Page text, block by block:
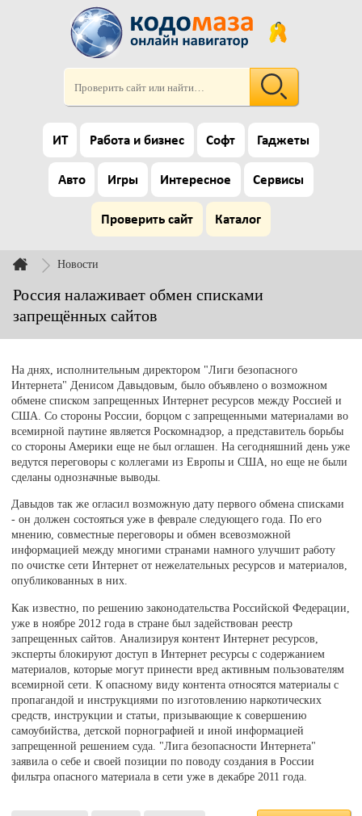
ИТ Работа и бизнес Софт Гаджеты
Авто Игры Интересное Сервисы
Проверить сайт Каталог
Новости
Россия налаживает обмен списками
запрещённых сайтов
На днях, исполнительным директором "Лиги безопасного
Интернета" Денисом Давыдовым, было объявлено о возможном
обмене списком запрещенных Интернет ресурсов между Россией и
США. Со стороны России, борцом с запрещенными материалами во
всемирной паутине является Роскомнадзор, а представитель борьбы
со стороны Америки еще не был оглашен. На сегодняшний день уже
ведутся переговоры с коллегами из Европы и США, но еще не были
сделаны однозначные выводы.
Давыдов так же огласил возможную дату первого обмена списками
- он должен состояться уже в феврале следующего года. По его
мнению, совместные переговоры и обмен всевозможной
информацией между многими странами намного улучшит работу
по очистке сети Интернет от нежелательных ресурсов и материалов,
опубликованных в них.
Как известно, по решению законодательства Российской Федерации,
уже в ноябре 2012 года в стране был задействован реестр
запрещенных сайтов. Анализируя контент Интернет ресурсов,
эксперты блокируют доступ в Интернет ресурсы с содержанием
материалов, которые могут принести вред активным пользователям
всемирной сети. К опасному виду контента относятся материалы с
пропагандой и инструкциями по изготовлению наркотических
средств, инструкции и статьи, призывающие к совершению
самоубийства, детской порнографией и иной информацией
запрещенной решением суда. "Лига безопасности Интернета"
заявила о себе и своей позиции по поводу создания в России
фильтра опасного материала в сети уже в декабре 2011 года.